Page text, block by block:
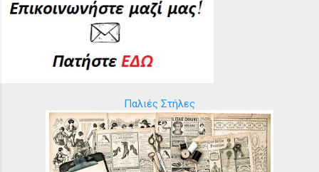
Παλιές Στήλες